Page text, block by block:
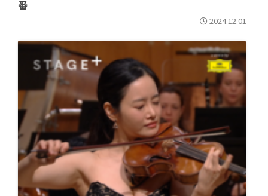
番
2024.12.01